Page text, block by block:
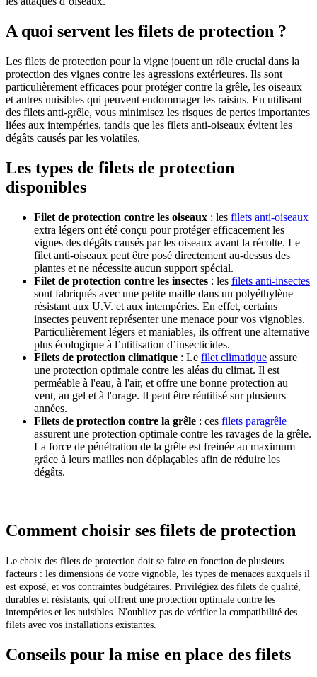
A quoi servent les filets de protection ?
Les filets de protection pour la vigne jouent un rôle crucial dans la
protection des vignes contre les agressions extérieures. Ils sont
particulièrement efficaces pour protéger contre la grêle, les oiseaux
et autres nuisibles qui peuvent endommager les raisins. En utilisant
des filets anti-grêle, vous minimisez les risques de pertes importantes
liées aux intempéries, tandis que les filets anti-oiseaux évitent les
dégâts causés par les volatiles.
Les types de filets de protection
disponibles
Filet de protection contre les oiseaux : les filets anti-oiseaux
extra légers ont été conçu pour protéger efficacement les
vignes des dégâts causés par les oiseaux avant la récolte. Le
filet anti-oiseaux peut être posé directement au-dessus des
plantes et ne nécessite aucun support spécial.
Filet de protection contre les insectes : les filets anti-insectes
sont fabriqués avec une petite maille dans un polyéthylène
résistant aux U.V. et aux intempéries. En effet, certains
insectes peuvent représenter une menace pour vos vignobles.
Particulièrement légers et maniables, ils offrent une alternative
plus écologique à l’utilisation d’insecticides.
Filets de protection climatique : Le filet climatique assure
une protection optimale contre les aléas du climat. Il est
perméable à l'eau, à l'air, et offre une bonne protection au
vent, au gel et à l'orage. Il peut être réutilisé sur plusieurs
années.
Filets de protection contre la grêle : ces filets paragrêle
assurent une protection optimale contre les ravages de la grêle.
La force de pénétration de la grêle est freinée au maximum
grâce à leurs mailles non déplaçables afin de réduire les
dégâts.
Comment choisir ses filets de protection
Le choix des filets de protection doit se faire en fonction de plusieurs
facteurs : les dimensions de votre vignoble, les types de menaces auxquels il
est exposé, et vos contraintes budgétaires. Privilégiez des filets de qualité,
durables et résistants, qui offrent une protection optimale contre les
intempéries et les nuisibles. N'oubliez pas de vérifier la compatibilité des
filets avec vos installations existantes.
Conseils pour la mise en place des filets